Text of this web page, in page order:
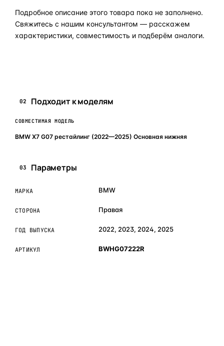
Подробное описание этого товара пока не заполнено.
Свяжитесь с нашим консультантом — расскажем
характеристики, совместимость и подберём аналоги.
02 Подходит к моделям
СОВМЕСТИМАЯ МОДЕЛЬ
BMW X7 G07 рестайлинг (2022—2025) Основная нижняя
03 Параметры
МАРКА BMW
СТОРОНА Правая
ГОД ВЫПУСКА 2022, 2023, 2024, 2025
АРТИКУЛ BWHG07222R